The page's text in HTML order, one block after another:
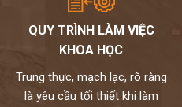
QUY TRÌNH LÀM VIỆC
KHOA HỌC
Trung thực, mạch lạc, rõ ràng
là yêu cầu tối thiết khi làm